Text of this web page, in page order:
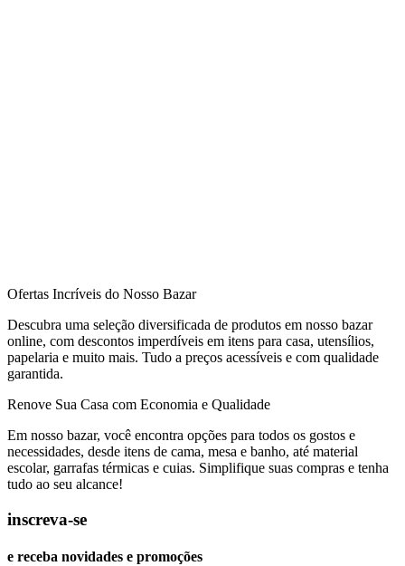
Ofertas Incríveis do Nosso Bazar
Descubra uma seleção diversificada de produtos em nosso bazar
online, com descontos imperdíveis em itens para casa, utensílios,
papelaria e muito mais. Tudo a preços acessíveis e com qualidade
garantida.
Renove Sua Casa com Economia e Qualidade
Em nosso bazar, você encontra opções para todos os gostos e
necessidades, desde itens de cama, mesa e banho, até material
escolar, garrafas térmicas e cuias. Simplifique suas compras e tenha
tudo ao seu alcance!
inscreva-se
e receba novidades e promoções